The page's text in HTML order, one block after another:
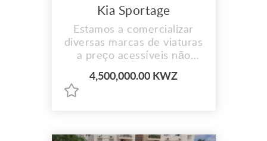
Kia Sportage
Estamos a comercializar
diversas marcas de viaturas
a preço acessíveis não
pagamento por prestação e
4,500,000.00 KWZ